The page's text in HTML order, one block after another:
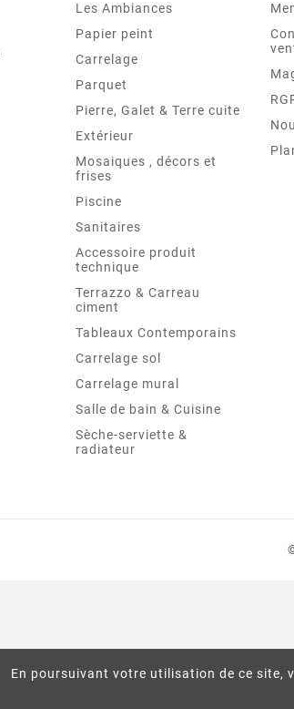
En poursuivant votre utilisation de ce site,
Les Ambiances
Papier peint
Carrelage
Parquet
Pierre, Galet & Terre cuite
Extérieur
Mosaiques , décors et
frises
Piscine
Sanitaires
Accessoire produit
technique
Terrazzo & Carreau
ciment
Tableaux Contemporains
Carrelage sol
Carrelage mural
Salle de bain & Cuisine
Sèche-serviette &
radiateur